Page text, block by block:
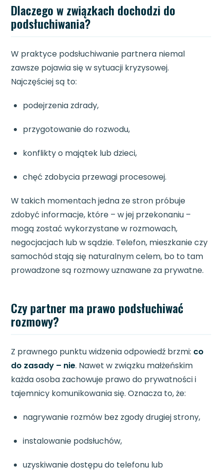
Dlaczego w związkach dochodzi do
podsłuchiwania?
W praktyce podsłuchiwanie partnera niemal
zawsze pojawia się w sytuacji kryzysowej.
Najczęściej są to:
podejrzenia zdrady,
przygotowanie do rozwodu,
konflikty o majątek lub dzieci,
chęć zdobycia przewagi procesowej.
W takich momentach jedna ze stron próbuje
zdobyć informacje, które – w jej przekonaniu –
mogą zostać wykorzystane w rozmowach,
negocjacjach lub w sądzie. Telefon, mieszkanie czy
samochód stają się naturalnym celem, bo to tam
prowadzone są rozmowy uznawane za prywatne.
Czy partner ma prawo podsłuchiwać
rozmowy?
Z prawnego punktu widzenia odpowiedź brzmi: co
do zasady – nie. Nawet w związku małżeńskim
każda osoba zachowuje prawo do prywatności i
tajemnicy komunikowania się. Oznacza to, że:
nagrywanie rozmów bez zgody drugiej strony,
instalowanie podsłuchów,
uzyskiwanie dostępu do telefonu lub